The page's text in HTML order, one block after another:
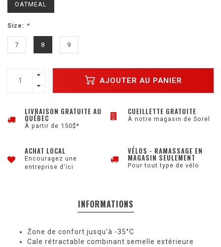
OATMEAL
Size: *
7 8 9
AJOUTER AU PANIER
LIVRAISON GRATUITE AU
QUÉBEC
À partir de 150$*
CUEILLETTE GRATUITE
À notre magasin de Sorel
ACHAT LOCAL
Encouragez une
entreprise d'ici
VÉLOS - RAMASSAGE EN
MAGASIN SEULEMENT
Pour tout type de vélo
INFORMATIONS
Zone de confort jusqu'à -35°C
Cale rétractable combinant semelle extérieure